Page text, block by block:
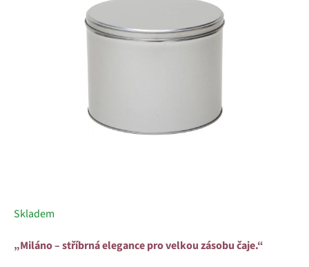
Skladem
„Miláno – stříbrná elegance pro velkou zásobu čaje.“